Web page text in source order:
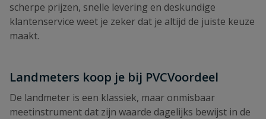
scherpe prijzen, snelle levering en deskundige
klantenservice weet je zeker dat je altijd de juiste keuze
maakt.
Landmeters koop je bij PVCVoordeel
De landmeter is een klassiek, maar onmisbaar
meetinstrument dat zijn waarde dagelijks bewijst in de